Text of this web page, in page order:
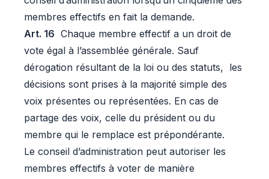
membres effectifs en fait la demande.
Art. 16 Chaque membre effectif a un droit de
vote égal à l’assemblée générale. Sauf
dérogation résultant de la loi ou des statuts, les
décisions sont prises à la majorité simple des
voix présentes ou représentées. En cas de
partage des voix, celle du président ou du
membre qui le remplace est prépondérante.
Le conseil d’administration peut autoriser les
membres effectifs à voter de manière